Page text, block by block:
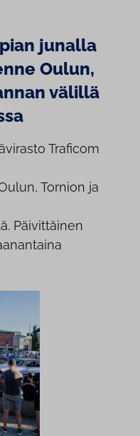
junalla
Oulun,
välillä
Traficom
Tornion ja
Päivittäinen